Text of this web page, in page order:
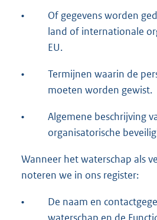
•
Of gegevens worden
land of internationale
EU.
•
Termijnen waarin de
moeten worden gewist.
•
Algemene beschrijving
organisatorische
Wanneer het waterschap als
noteren we in ons register:
•
De naam en